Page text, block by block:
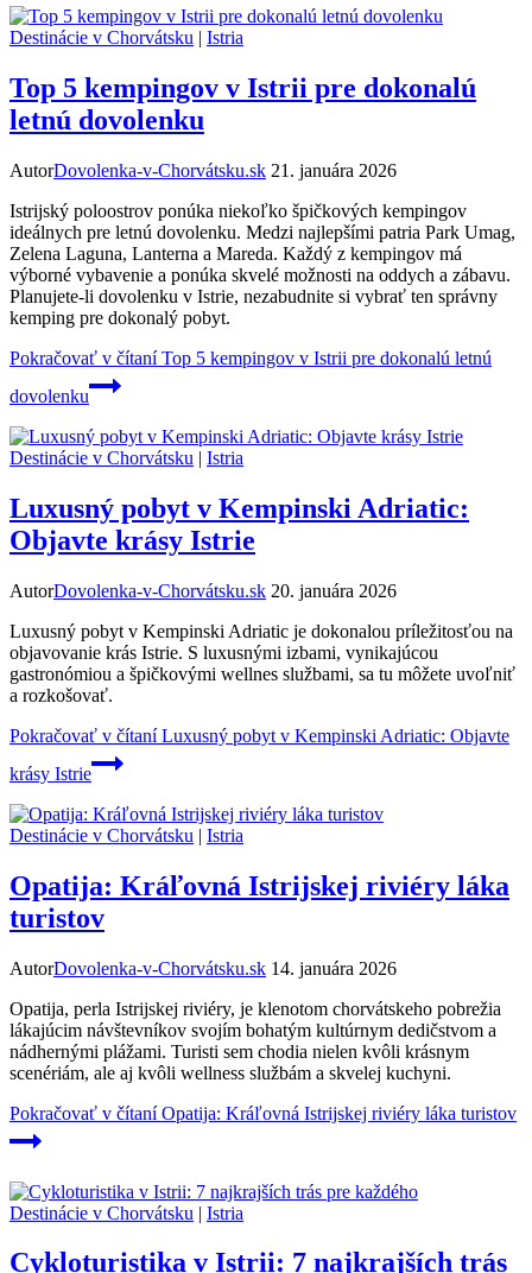
Destinácie v Chorvátsku | Istria
Top 5 kempingov v Istrii pre dokonalú
letnú dovolenku
AutorDovolenka-v-Chorvátsku.sk 21. januára 2026
Istrijský poloostrov ponúka niekoľko špičkových kempingov
ideálnych pre letnú dovolenku. Medzi najlepšími patria Park Umag,
Zelena Laguna, Lanterna a Mareda. Každý z kempingov má
výborné vybavenie a ponúka skvelé možnosti na oddych a zábavu.
Planujete-li dovolenku v Istrie, nezabudnite si vybrať ten správny
kemping pre dokonalý pobyt.
Pokračovať v čítaníTop 5 kempingov v Istrii pre dokonalú letnú
dovolenku
Destinácie v Chorvátsku | Istria
Luxusný pobyt v Kempinski Adriatic:
Objavte krásy Istrie
AutorDovolenka-v-Chorvátsku.sk 20. januára 2026
Luxusný pobyt v Kempinski Adriatic je dokonalou príležitosťou na
objavovanie krás Istrie. S luxusnými izbami, vynikajúcou
gastronómiou a špičkovými wellnes službami, sa tu môžete uvoľniť
a rozkošovať.
Pokračovať v čítaníLuxusný pobyt v Kempinski Adriatic: Objavte
krásy Istrie
Destinácie v Chorvátsku | Istria
Opatija: Kráľovná Istrijskej riviéry láka
turistov
AutorDovolenka-v-Chorvátsku.sk 14. januára 2026
Opatija, perla Istrijskej riviéry, je klenotom chorvátskeho pobrežia
lákajúcim návštevníkov svojím bohatým kultúrnym dedičstvom a
nádhernými plážami. Turisti sem chodia nielen kvôli krásnym
scenériám, ale aj kvôli wellness službám a skvelej kuchyni.
Pokračovať v čítaníOpatija: Kráľovná Istrijskej riviéry láka turistov
Destinácie v Chorvátsku | Istria
Cykloturistika v Istrii: 7 najkrajších trás